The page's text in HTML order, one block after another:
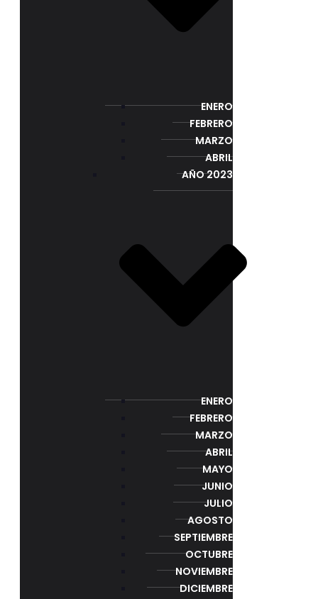
ENERO
FEBRERO
MARZO
ABRIL
AÑO 2023
ENERO
FEBRERO
MARZO
ABRIL
MAYO
JUNIO
JULIO
AGOSTO
SEPTIEMBRE
OCTUBRE
NOVIEMBRE
DICIEMBRE